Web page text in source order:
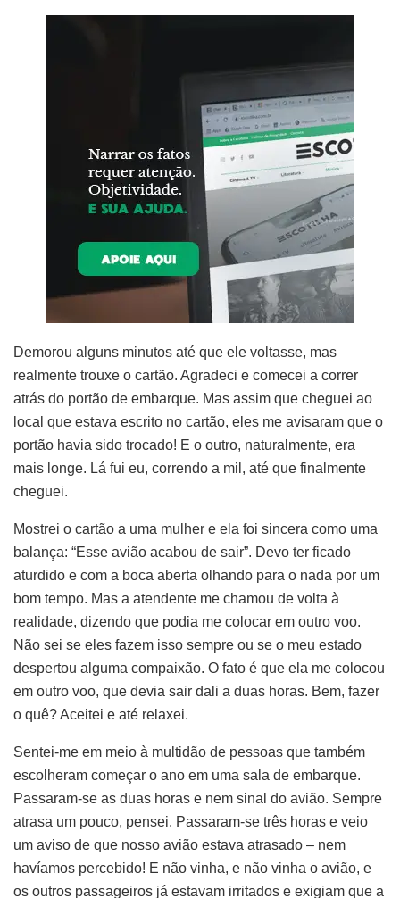
Demorou alguns minutos até que ele voltasse, mas
realmente trouxe o cartão. Agradeci e comecei a correr
atrás do portão de embarque. Mas assim que cheguei ao
local que estava escrito no cartão, eles me avisaram que o
portão havia sido trocado! E o outro, naturalmente, era
mais longe. Lá fui eu, correndo a mil, até que finalmente
cheguei.
Mostrei o cartão a uma mulher e ela foi sincera como uma
balança: “Esse avião acabou de sair”. Devo ter ficado
aturdido e com a boca aberta olhando para o nada por um
bom tempo. Mas a atendente me chamou de volta à
realidade, dizendo que podia me colocar em outro voo.
Não sei se eles fazem isso sempre ou se o meu estado
despertou alguma compaixão. O fato é que ela me colocou
em outro voo, que devia sair dali a duas horas. Bem, fazer
o quê? Aceitei e até relaxei.
Sentei-me em meio à multidão de pessoas que também
escolheram começar o ano em uma sala de embarque.
Passaram-se as duas horas e nem sinal do avião. Sempre
atrasa um pouco, pensei. Passaram-se três horas e veio
um aviso de que nosso avião estava atrasado – nem
havíamos percebido! E não vinha, e não vinha o avião, e
os outros passageiros já estavam irritados e exigiam que a